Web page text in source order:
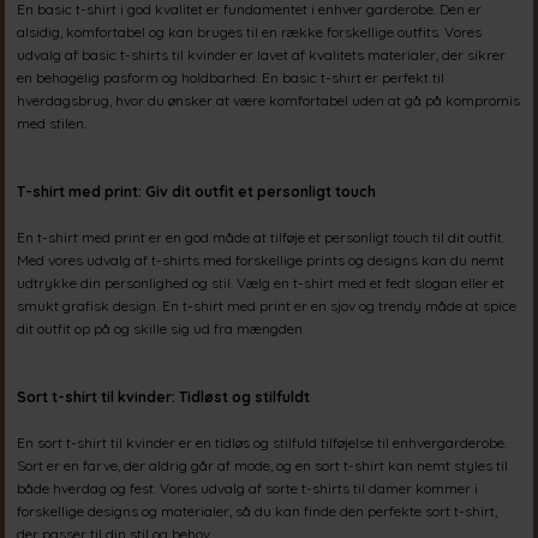
En basic t-shirt i god kvalitet er fundamentet i enhver garderobe. Den er
alsidig, komfortabel og kan bruges til en række forskellige outfits. Vores
udvalg af basic t-shirts til kvinder er lavet af kvalitets materialer, der sikrer
en behagelig pasform og holdbarhed. En basic t-shirt er perfekt til
hverdagsbrug, hvor du ønsker at være komfortabel uden at gå på kompromis
med stilen.
T-shirt med print: Giv dit outfit et personligt touch
En t-shirt med print er en god måde at tilføje et personligt touch til dit outfit.
Med vores udvalg af t-shirts med forskellige prints og designs kan du nemt
udtrykke din personlighed og stil. Vælg en t-shirt med et fedt slogan eller et
smukt grafisk design. En t-shirt med print er en sjov og trendy måde at spice
dit outfit op på og skille sig ud fra mængden.
Sort t-shirt til kvinder: Tidløst og stilfuldt
En sort t-shirt til kvinder er en tidløs og stilfuld tilføjelse til enhvergarderobe.
Sort er en farve, der aldrig går af mode, og en sort t-shirt kan nemt styles til
både hverdag og fest. Vores udvalg af sorte t-shirts til damer kommer i
forskellige designs og materialer, så du kan finde den perfekte sort t-shirt,
der passer til din stil og behov.